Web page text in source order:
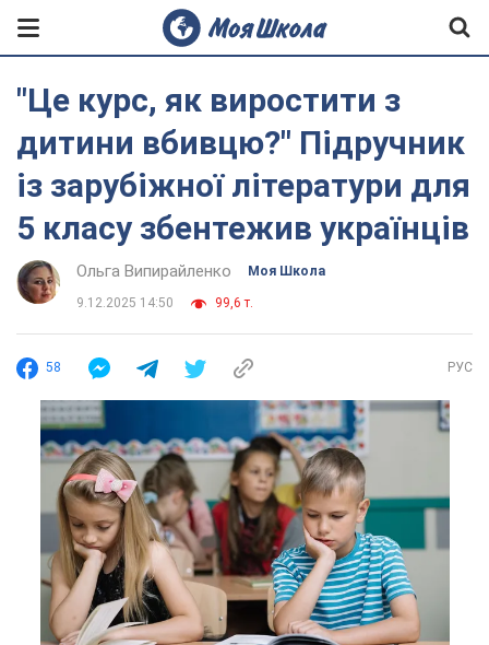
"Це курс, як виростити з
дитини вбивцю?" Підручник
із зарубіжної літератури для
5 класу збентежив українців
Ольга Випирайленко Моя Школа
9.12.2025 14:50 99,6 т.
58 РУС